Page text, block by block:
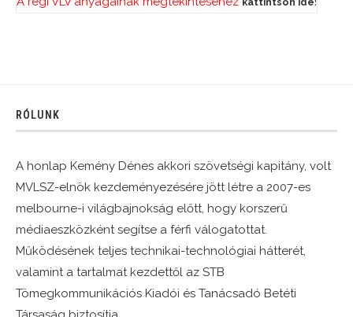
RÓLUNK
A honlap Kemény Dénes akkori szövetségi kapitány, volt
MVLSZ-elnök kezdeményezésére jött létre a 2007-es
melbourne-i világbajnokság előtt, hogy korszerű
médiaeszközként segítse a férfi válogatottat.
Működésének teljes technikai-technológiai hátterét,
valamint a tartalmat kezdettől az STB
Tömegkommunikációs Kiadói és Tanácsadó Betéti